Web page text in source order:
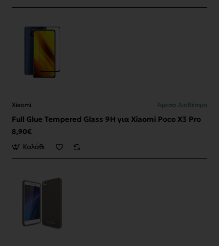
Xiaomi Άμεσα Διαθέσιμο
Full Glue Tempered Glass 9H για Xiaomi Poco X3 Pro
8,90€
Καλάθι